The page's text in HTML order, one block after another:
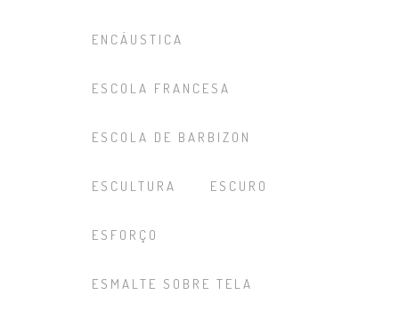
ENCÁUSTICA
ESCOLA FRANCESA
ESCOLA DE BARBIZON
ESCULTURA ESCURO
ESFORÇO
ESMALTE SOBRE TELA